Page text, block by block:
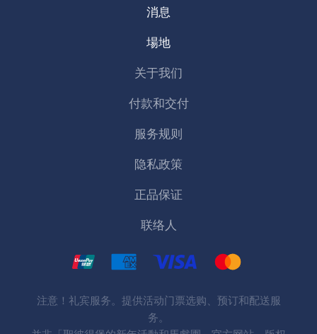
消息
場地
关于我们
付款和交付
服务规则
隐私政策
正品保证
联络人
注意！礼宾服务。提供活动门票选购、预订和配送服
务。